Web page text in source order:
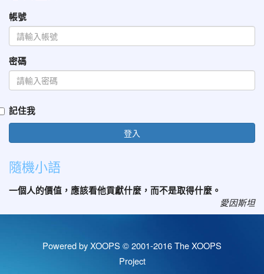
帳號
密碼
記住我
登入
隨機小語
一個人的價值，應該看他貢獻什麼，而不是取得什麼。
愛因斯坦
Powered by XOOPS © 2001-2016The XOOPS
Project